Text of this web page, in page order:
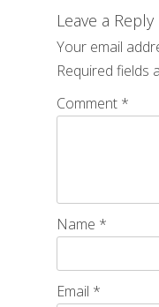
Leave a Reply
Your email
Required fields
Comment *
Name *
Email *